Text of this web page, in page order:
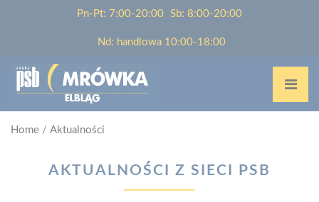
Pn-Pt: 7:00-20:00 Sb: 8:00-20:00
Nd: handlowa 10:00-18:00
Home / Aktualności
AKTUALNOŚCI Z SIECI PSB